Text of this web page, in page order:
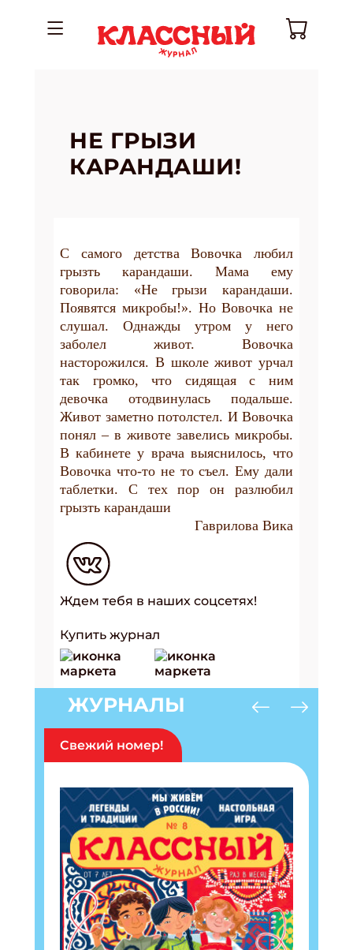
НЕ ГРЫЗИ
КАРАНДАШИ!
С самого детства Вовочка любил
грызть карандаши. Мама ему
говорила: «Не грызи карандаши.
Появятся микробы!». Но Вовочка не
слушал. Однажды утром у него
заболел живот. Вовочка
насторожился. В школе живот урчал
так громко, что сидящая с ним
девочка отодвинулась подальше.
Живот заметно потолстел. И Вовочка
понял – в животе завелись микробы.
В кабинете у врача выяснилось, что
Вовочка что-то не то съел. Ему дали
таблетки. С тех пор он разлюбил
грызть карандаши
Гаврилова Вика
Ждем тебя в наших соцсетях!
Купить журнал
ЖУРНАЛЫ
Свежий номер!